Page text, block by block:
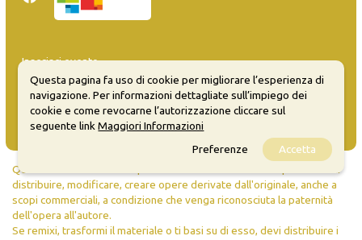
Inserisci evento
Guida
FAQ
info@materaevents.it
Quanto realizzato è sottoposto a licenza CC-BY-SA che permette di
distribuire, modificare, creare opere derivate dall'originale, anche a
scopi commerciali, a condizione che venga riconosciuta la paternità
dell'opera all'autore.
Se remixi, trasformi il materiale o ti basi su di esso, devi distribuire i
Questa pagina fa uso di cookie per migliorare l’esperienza di
navigazione. Per informazioni dettagliate sull’impiego dei
cookie e come revocarne l’autorizzazione cliccare sul
seguente linkMaggiori Informazioni
Preferenze
Accetta